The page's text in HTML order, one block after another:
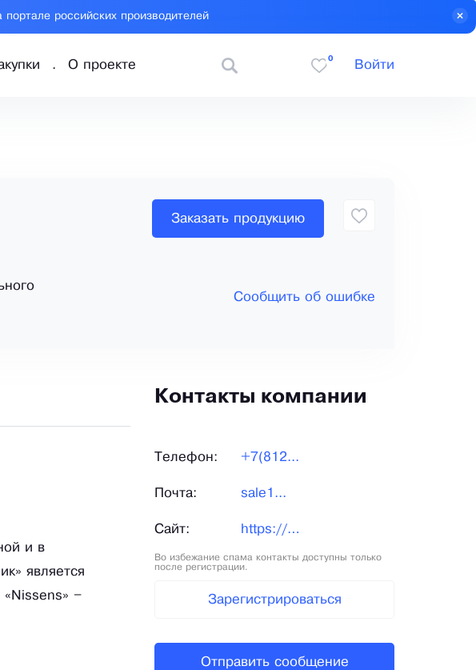
портале российских производителей
О проекте
0
Войти
Заказать продукцию
Сообщить об ошибке
и в
является
«Nissens» –
Контакты компании
Телефон: +7(812...
Почта: sale1...
Сайт: https://avtosputnik-spb.ru/
Во избежание спама контакты доступны только
после регистрации.
Зарегистрироваться
Отправить сообщение